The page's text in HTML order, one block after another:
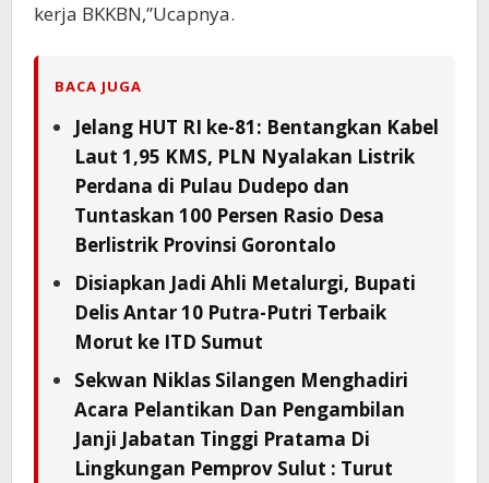
kerja BKKBN,”Ucapnya.
BACA JUGA
Jelang HUT RI ke-81: Bentangkan Kabel
Laut 1,95 KMS, PLN Nyalakan Listrik
Perdana di Pulau Dudepo dan
Tuntaskan 100 Persen Rasio Desa
Berlistrik Provinsi Gorontalo
Disiapkan Jadi Ahli Metalurgi, Bupati
Delis Antar 10 Putra-Putri Terbaik
Morut ke ITD Sumut
Sekwan Niklas Silangen Menghadiri
Acara Pelantikan Dan Pengambilan
Janji Jabatan Tinggi Pratama Di
Lingkungan Pemprov Sulut : Turut